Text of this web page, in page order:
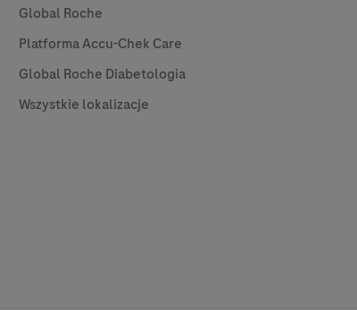
Global Roche
PlatformaAccu-Chek Care
Global Roche Diabetologia
Wszystkie lokalizacje